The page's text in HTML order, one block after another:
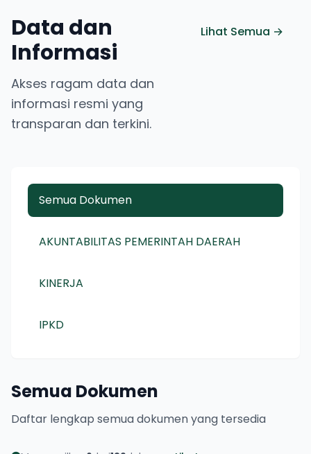
Data dan
Informasi
Akses ragam data dan
informasi resmi yang
transparan dan terkini.
Lihat Semua →
Semua Dokumen
AKUNTABILITAS PEMERINTAH DAERAH
KINERJA
IPKD
Semua Dokumen
Daftar lengkap semua dokumen yang tersedia